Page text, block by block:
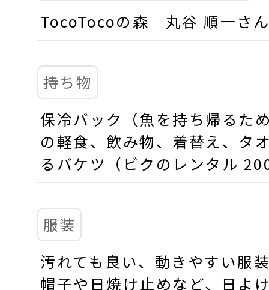
TocoTocoの森 丸谷 順一さ
持ち物
保冷バック（魚を持ち帰るた
の軽食、飲み物、着替え、タ
るバケツ（ビクのレンタル
服装
汚れても良い、動きやすい服
帽子や日焼け止めなど、日よ